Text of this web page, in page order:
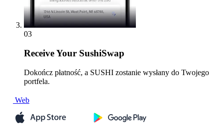
03
ReceiveYour SushiSwap
Dokończ płatność, a SUSHI zostanie wysłany do Twojego
portfela.
Web